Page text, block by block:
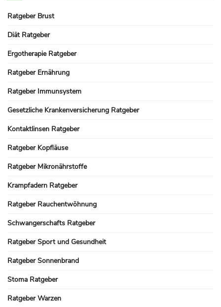
Ratgeber Brust
Diät Ratgeber
Ergotherapie Ratgeber
Ratgeber Ernährung
Ratgeber Immunsystem
Gesetzliche Krankenversicherung Ratgeber
Kontaktlinsen Ratgeber
Ratgeber Kopfläuse
Ratgeber Mikronährstoffe
Krampfadern Ratgeber
Ratgeber Rauchentwöhnung
Schwangerschafts Ratgeber
Ratgeber Sport und Gesundheit
Ratgeber Sonnenbrand
Stoma Ratgeber
Ratgeber Warzen